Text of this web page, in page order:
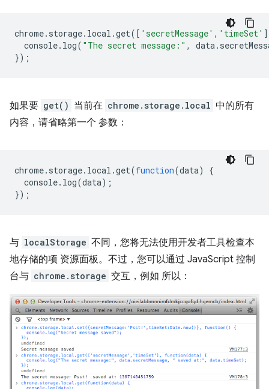
chrome. storage. local .get([ 'secretMessage' , 'timeSet'
console. log( "The secret message:" , data.
});
如果要 get() 当前在 chrome.storage.local 中的所有
内容，请省略第一个 参数：
chrome. storage. local .get(function(data)
{
console. log(data);
});
与 localStorage 不同，您将无法使用开发者工具检查本
地存储的项 资源面板。不过，您可以通过 JavaScript 控制
台与 chrome.storage 交互，例如 所以：